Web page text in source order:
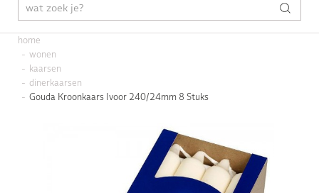
home
wonen
kaarsen
dinerkaarsen
Gouda Kroonkaars Ivoor 240/24mm 8 Stuks